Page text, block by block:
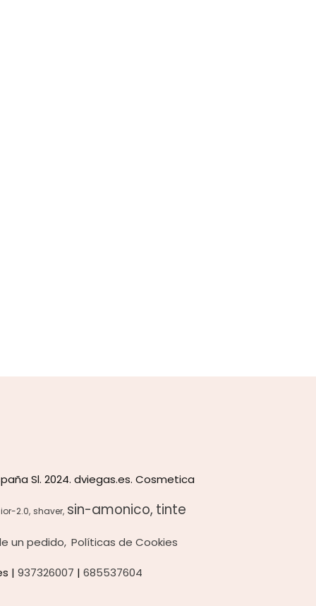
Sl. 2024. dviegas.es. Cosmetica
2.0 shaver sin-amonico tinte
un pedido Políticas de Cookies
| 937326007 | 685537604